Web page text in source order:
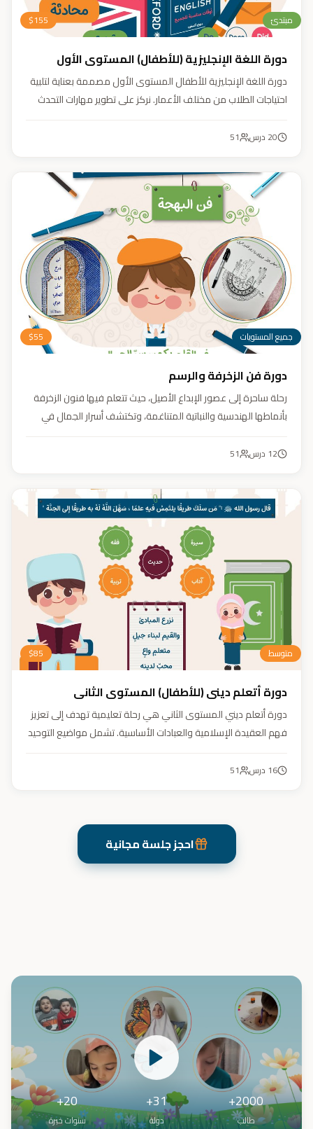
مبتدئ $155
دورة اللغة الإنجليزية (للأطفال) المستوى الأول
دورة اللغة الإنجليزية للأطفال المستوى الأول مصممة بعناية لتلبية
احتياجات الطلاب من مختلف الأعمار. نركز على تطوير مهارات التحدث
تفاعلية وأسلوب تعليمي ممتع وفعّال.
20 درس 51
جميع المستويات $55
دورة فن الزخرفة والرسم
رحلة ساحرة إلى عصور الإبداع الأصيل، حيث تتعلم فيها فنون الزخرفة
بأنماطها الهندسية والنباتية المتناغمة، وتكتشف أسرار الجمال في
الأنظار برقيّها وتوازنها، لتبدع أعمالًا فنية تعكس عبق التراث وسحر
12 درس 51
متوسط $85
دورة أتعلم ديني (للأطفال) المستوى الثاني
دورة أتعلم ديني المستوى الثاني هي رحلة تعليمية تهدف إلى تعزيز
فهم العقيدة الإسلامية والعبادات الأساسية. تشمل مواضيع التوحيد
وتربية أبنائنا تربية إيمانية وأخلاقية وعلمية ونفسية واجتماعية.
16 درس 51
احجز جلسة مجانية
2000+
طالب
31+
دولة
20+
سنوات خبرة